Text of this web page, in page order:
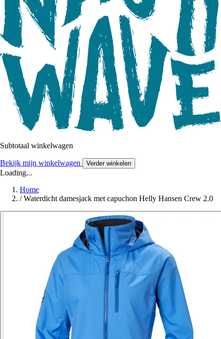
Subtotaal winkelwagen
Bekijk mijn winkelwagen Verder winkelen
Loading...
Home
/ Waterdicht damesjack met capuchon Helly Hansen Crew 2.0